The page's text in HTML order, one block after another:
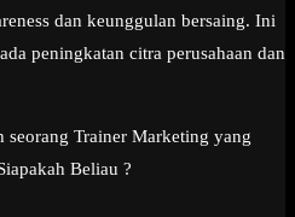
dan keunggulan bersaing. Ini
peningkatan citra perusahaan dan
seorang Trainer Marketing yang
Beliau ?